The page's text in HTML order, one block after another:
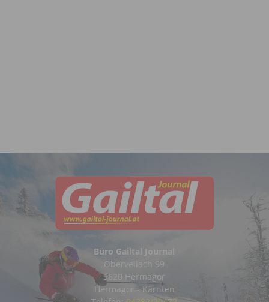
Büro Gailtal Journal
Obervellach 99
9620 Hermagor
Hermagor - Kärnten